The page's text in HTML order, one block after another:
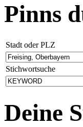
Pinns
Stadt oder PLZ
Stichwortsuche
Deine